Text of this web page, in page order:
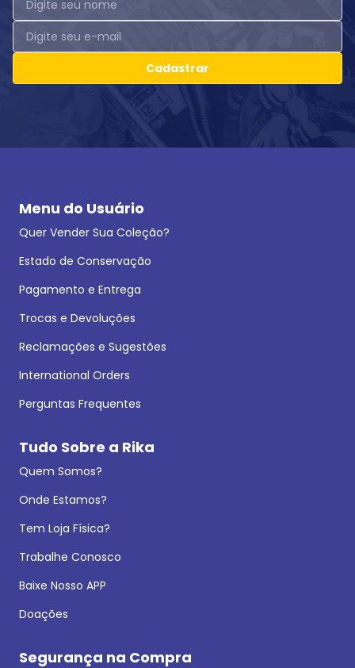
Cadastrar
Menu do Usuário
Quer Vender Sua Coleção?
Estado de Conservação
Pagamento e Entrega
Trocas e Devoluções
Reclamações e Sugestões
International Orders
Perguntas Frequentes
Tudo Sobre a Rika
Quem Somos?
Onde Estamos?
Tem Loja Física?
Trabalhe Conosco
Baixe Nosso APP
Doações
Segurança na Compra